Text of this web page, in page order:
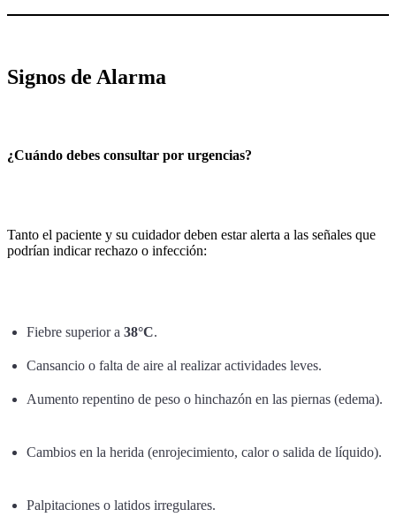
Signos de Alarma
¿Cuándo debes consultar por urgencias?
Tanto el paciente y su cuidador deben estar alerta a las señales que
podrían indicar rechazo o infección:
Fiebre superior a 38°C.
Cansancio o falta de aire al realizar actividades leves.
Aumento repentino de peso o hinchazón en las piernas (edema).
Cambios en la herida (enrojecimiento, calor o salida de líquido).
Palpitaciones o latidos irregulares.